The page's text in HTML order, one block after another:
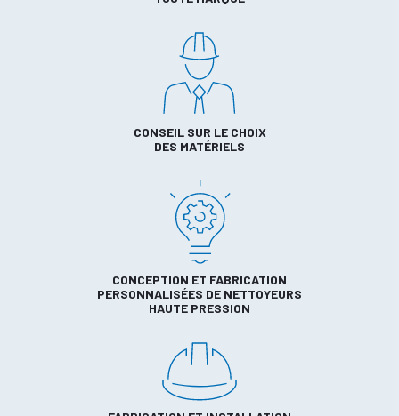
CONSEIL SUR LE CHOIX
DES MATÉRIELS
CONCEPTION ET FABRICATION
PERSONNALISÉES DE NETTOYEURS
HAUTE PRESSION